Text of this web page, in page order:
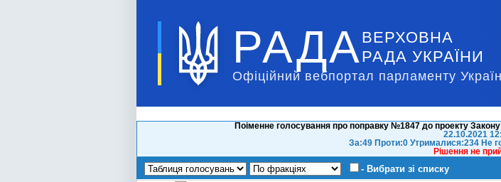
РАДА ВЕРХОВНА
РАДА УКРАЇНИ
Офіційний вебпортал парламенту
Поіменне голосування про поправку №1847 до проекту
22.10.2021
За:49 Проти:0 Утрималися:234 Не
Рішення не
- Вибрати зі списку